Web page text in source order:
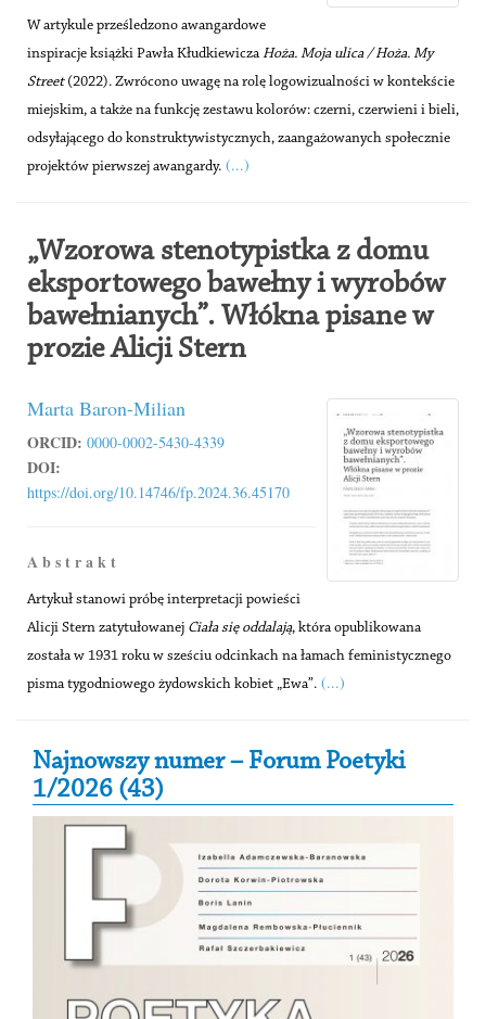
W artykule prześledzono awangardowe
inspiracje książki Pawła KłudkiewiczaHoża. Moja ulica / Hoża. My
Street (2022). Zwrócono uwagę na rolę logowizualności w kontekście
miejskim, a także na funkcję zestawu kolorów: czerni, czerwieni i bieli,
odsyłającego do konstruktywistycznych, zaangażowanych społecznie
projektów pierwszej awangardy. (...)
„Wzorowa stenotypistka z domu
eksportowego bawełny i wyrobów
bawełnianych”. Włókna pisane w
prozie Alicji Stern
Marta Baron-Milian
ORCID: 0000-0002-5430-4339
DOI:
https://doi.org/10.14746/fp.2024.36.45170
A b s t r a k t
Artykuł stanowi próbę interpretacji powieści
Alicji Stern zatytułowanej Ciała się oddalają, która opublikowana
została w 1931 roku w sześciu odcinkach na łamach feministycznego
pisma tygodniowego żydowskich kobiet „Ewa”. (...)
Secondary Sidebar
Najnowszy numer – Forum Poetyki
1/2026 (43)